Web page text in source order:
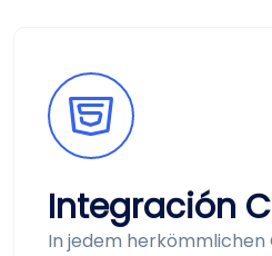
Integración
In jedem herkömmlichen